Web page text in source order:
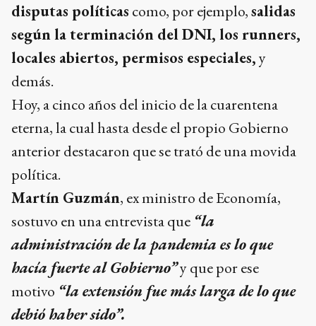
disputas políticas como, por ejemplo,salidas
según la terminación del DNI, los runners,
locales abiertos, permisos especiales,y
demás.
Hoy, a cinco años del inicio de la cuarentena
eterna, la cual hasta desde el propio Gobierno
anterior destacaron que se trató de una movida
política.
Martín Guzmán, ex ministro de Economía,
sostuvo en una entrevista que “la
administración de la pandemia es lo que
hacía fuerte al Gobierno”y que por ese
motivo “la extensión fue más larga de lo que
debió haber sido”.